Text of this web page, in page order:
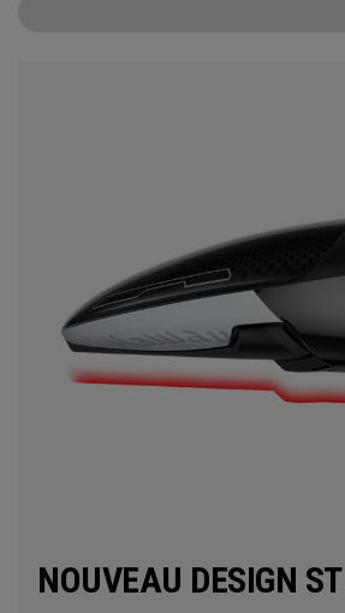
NOUVEAU DESIGN